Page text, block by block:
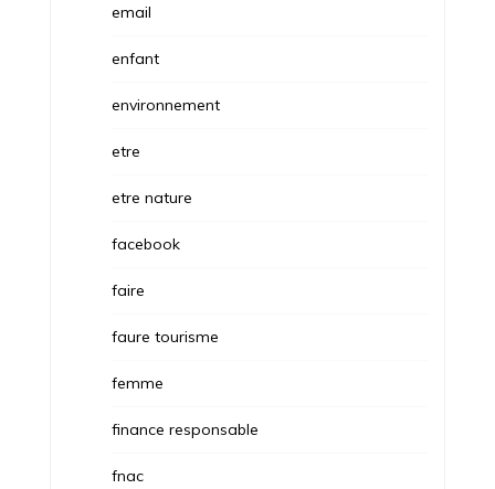
email
enfant
environnement
etre
etre nature
facebook
faire
faure tourisme
femme
finance responsable
fnac